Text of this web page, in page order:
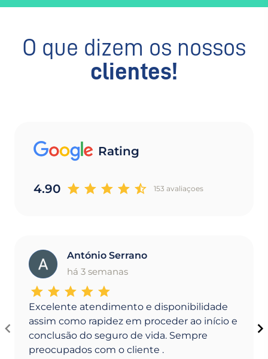
O que dizem os nossos
clientes!
Rating
4.90 153 avaliaçoes
A
António Serrano
há 3 semanas
Excelente atendimento e disponibilidade
assim como rapidez em proceder ao início e
conclusão do seguro de vida. Sempre
preocupados com o cliente .